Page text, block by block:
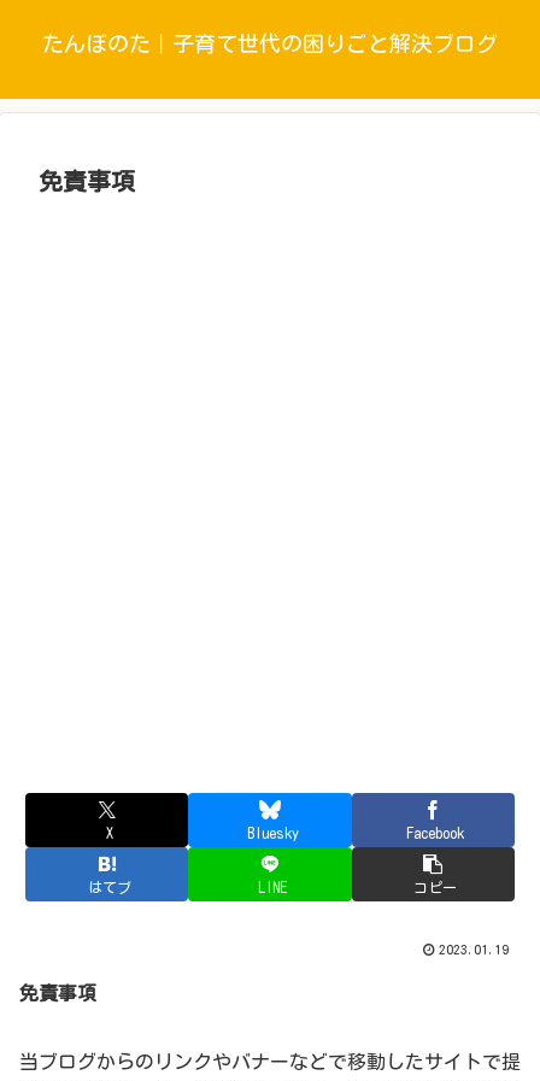
たんぼのた｜子育て世代の困りごと解決ブログ
免責事項
X Bluesky Facebook
はてブ LINE コピー
2023.01.19
免責事項
当ブログからのリンクやバナーなどで移動したサイトで提